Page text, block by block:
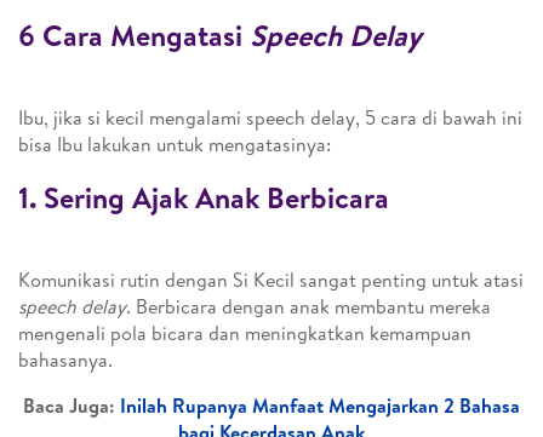
6 Cara Mengatasi Speech Delay
Ibu, jika si kecil mengalami speech delay, 5 cara di bawah ini
bisa Ibu lakukan untuk mengatasinya:
1. Sering Ajak Anak Berbicara
Komunikasi rutin dengan Si Kecil sangat penting untuk atasi
speech delay. Berbicara dengan anak membantu mereka
mengenali pola bicara dan meningkatkan kemampuan
bahasanya​​.
Baca Juga: Inilah Rupanya Manfaat Mengajarkan 2 Bahasa